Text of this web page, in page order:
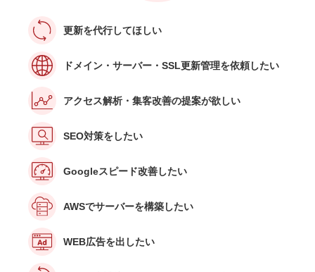
更新を代行してほしい
ドメイン・サーバー・SSL更新管理を依頼したい
アクセス解析・集客改善の提案が欲しい
SEO対策をしたい
Googleスピード改善したい
AWSでサーバーを構築したい
WEB広告を出したい